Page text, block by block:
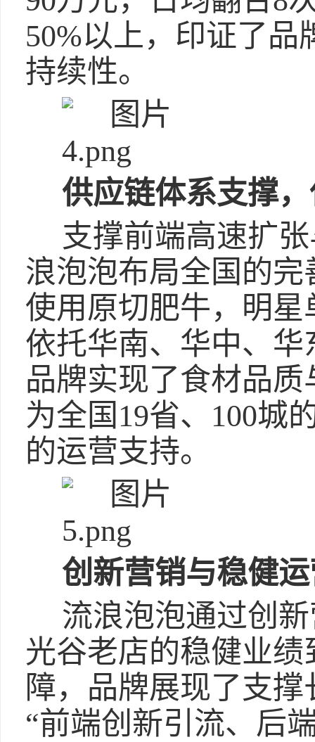
50%以上，印证了
持续性。
供应链体系支撑
支撑前端高速扩
浪泡泡布局全国的
使用原切肥牛，明
依托华南、华中、
品牌实现了食材品
为全国19省、100城
的运营支持。
创新营销与稳健
流浪泡泡通过创
光谷老店的稳健业
障，品牌展现了支
“前端创新引流、后